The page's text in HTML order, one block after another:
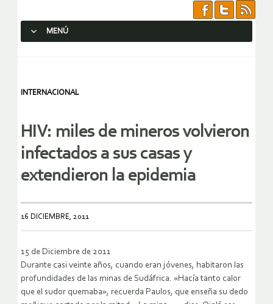
MENÚ
INTERNACIONAL
HIV: miles de mineros volvieron
infectados a sus casas y
extendieron la epidemia
16 DICIEMBRE, 2011
15 de Diciembre de 2011
Durante casi veinte años, cuando eran jóvenes, habitaron las
profundidades de las minas de Sudáfrica. «Hacía tanto calor
que el sudor quemaba», recuerda Paulos, que enseña su dedo